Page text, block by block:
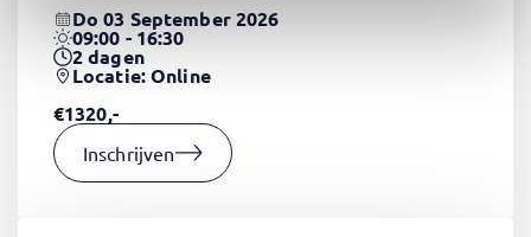
Do 03 September 2026
09:00 - 16:30
2dagen
Locatie: Online
€1320,-
Inschrijven